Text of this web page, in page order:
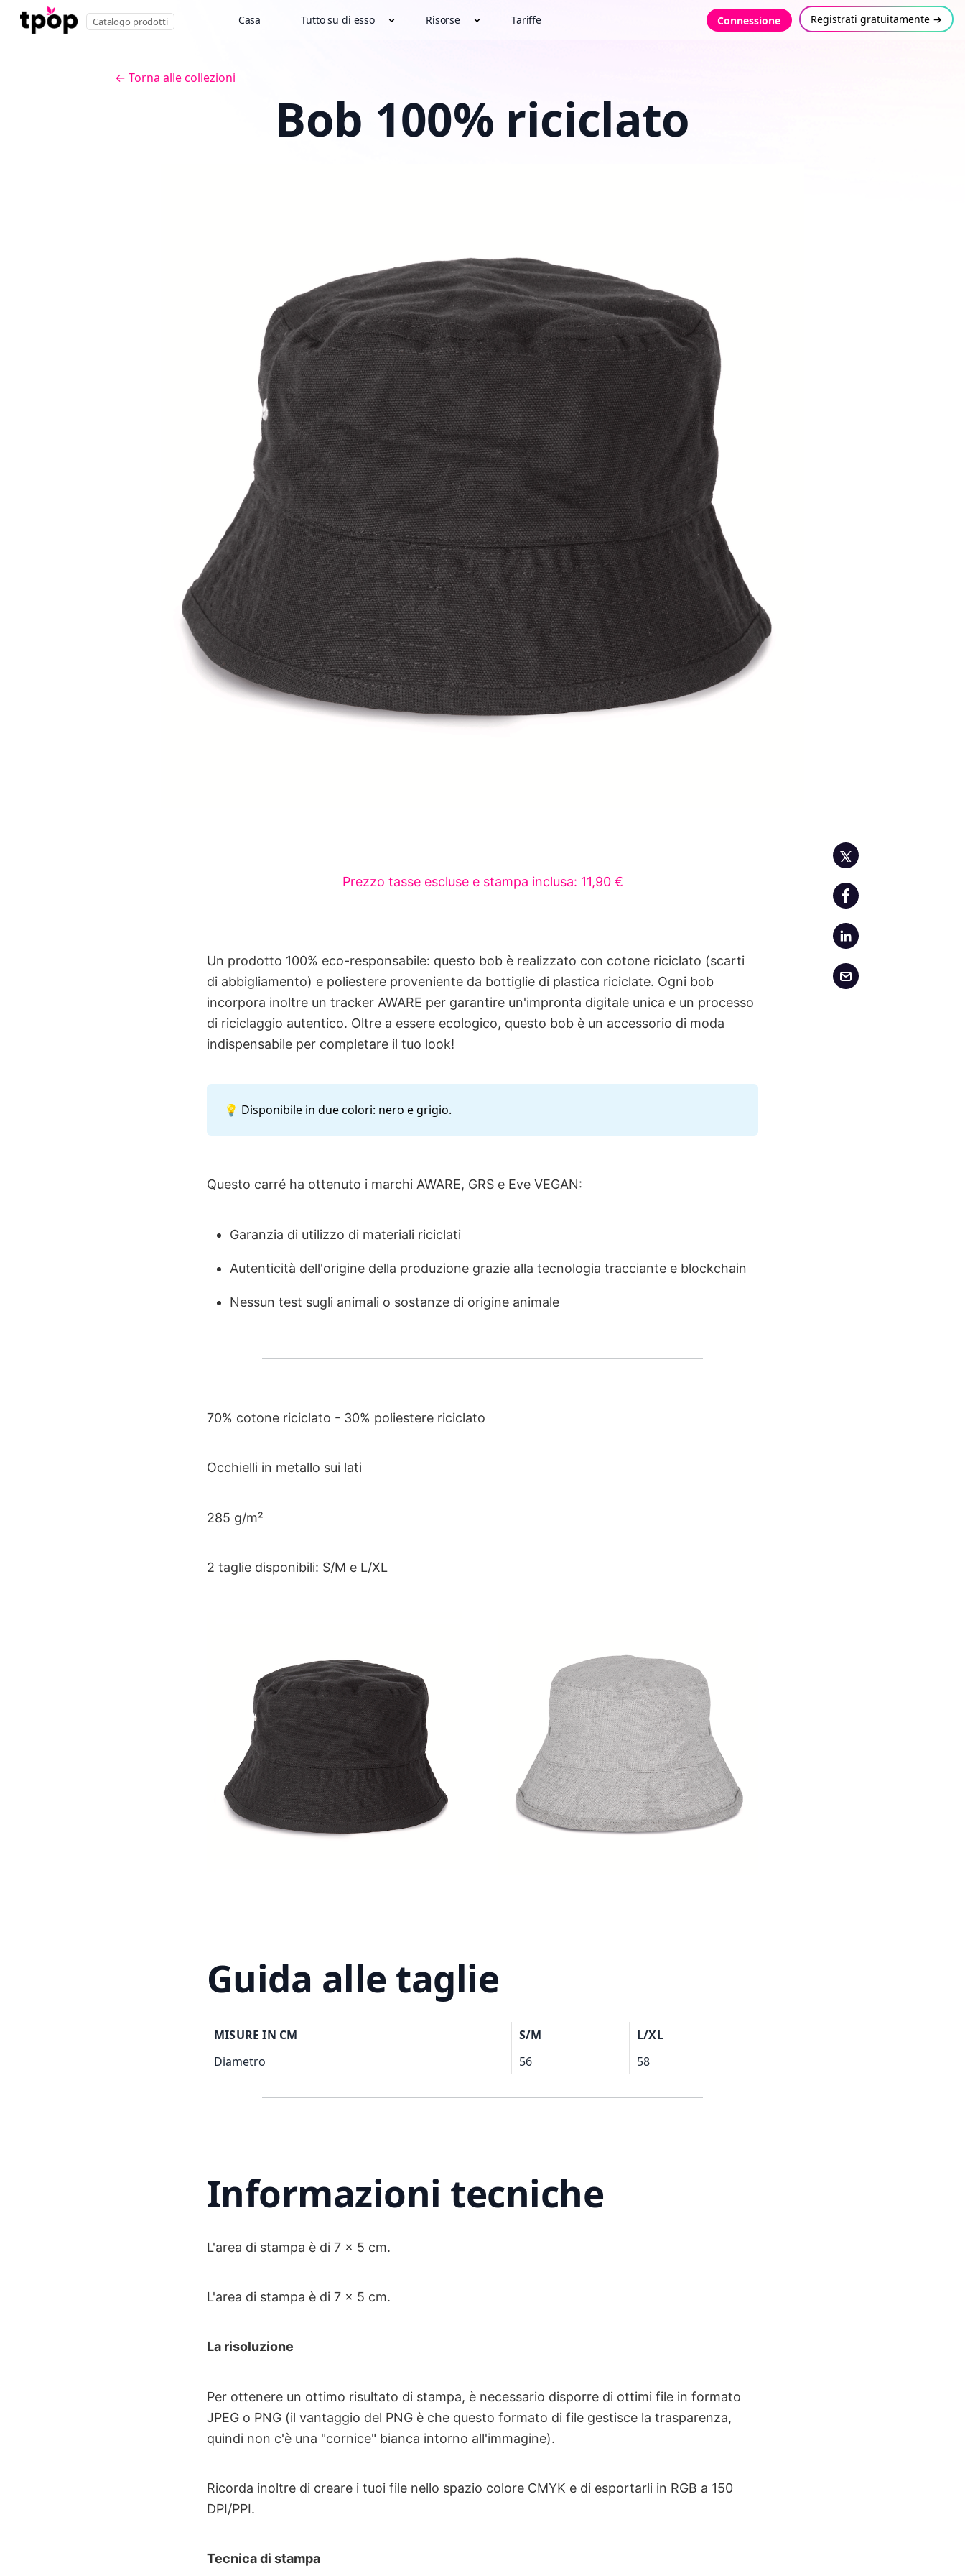
Catalogo prodotti Casa Tutto su di esso Risorse Tariffe Connessione Registrati gratuitamente →
← Torna alle collezioni
Bob 100% riciclato
Prezzo tasse escluse e stampa inclusa: 11,90 €
Un prodotto 100% eco-responsabile: questo bob è realizzato con cotone riciclato (scarti
di abbigliamento) e poliestere proveniente da bottiglie di plastica riciclate. Ogni bob
incorpora inoltre un tracker AWARE per garantire un'impronta digitale unica e un processo
di riciclaggio autentico. Oltre a essere ecologico, questo bob è un accessorio di moda
indispensabile per completare il tuo look!
💡 Disponibile in due colori: nero e grigio.
Questo carré ha ottenuto i marchi AWARE, GRS e Eve VEGAN:
Garanzia di utilizzo di materiali riciclati
Autenticità dell'origine della produzione grazie alla tecnologia tracciante e blockchain
Nessun test sugli animali o sostanze di origine animale
70% cotone riciclato - 30% poliestere riciclato
Occhielli in metallo sui lati
285 g/m²
2 taglie disponibili: S/M e L/XL
Guida alle taglie
MISURE IN CM S/M
L/XL
Diametro
56 58
Informazioni tecniche
L'area di stampa è di 7 x 5 cm.
L'area di stampa è di 7 x 5 cm.
La risoluzione
Per ottenere un ottimo risultato di stampa, è necessario disporre di ottimi file in formato
JPEG o PNG (il vantaggio del PNG è che questo formato di file gestisce la trasparenza,
quindi non c'è una "cornice" bianca intorno all'immagine).
Ricorda inoltre di creare i tuoi file nello spazio colore CMYK e di esportarli in RGB a 150
DPI/PPI.
Tecnica di stampa